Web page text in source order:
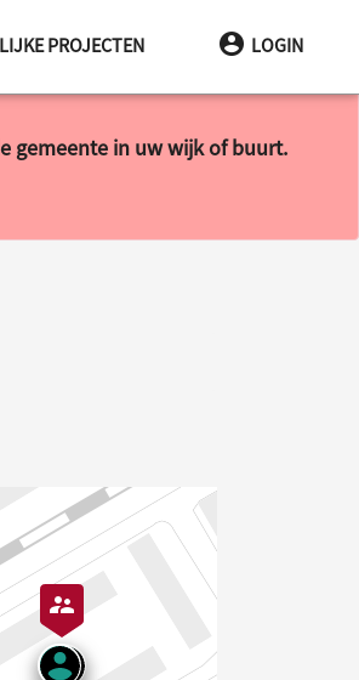
PROJECTEN LOGIN
gemeente in uw wijk of buurt.